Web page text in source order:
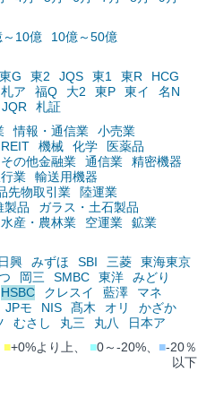
～10億
10億～50億
東G 東2 JQS 東1 東R
HCG
札ア 福Q 大2 東P 東イ
名N
JQR
札証
情報・通信業
小売業
REIT 機械 化学
医薬品
その他金融業 通信業
精密機器
業
輸送用機器
先物取引業
陸運業
製品
ガラス・土石製品
水産・農林業 空運業
鉱業
日興 みずほ SBI 三菱
東海東京
岡三 SMBC 東洋
みどり
HSBC クレスイ 藍澤
マネ
JPモ NIS 髙木 オリ
かざか
むさし 丸三 丸八
日本ア
■+0%より上、 ■0～-20%、 ■-20％
以下